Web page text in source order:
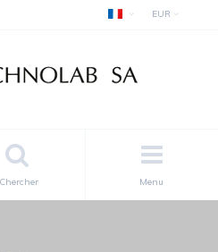
EUR
Menu
Chercher